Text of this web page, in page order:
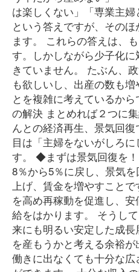
は楽しくない」「専業主婦
という答えですが、その
ます。 これらの答えは、
す。しかしながら少子化
きていません。 たぶん、
も欲しいし、出産の数も
とを複雑に考えているか
の解決 まとめれば２つに
んとの経済再生、景気回
目は「主婦をないがしろ
す。 ◆まずは景気回復を
8％から5％に戻し、景気
上げ、賃金を増やすこと
を高め再稼動を促進し、
給をはかります。 そうし
来にも明るい安定した成
を産もうかと考える余裕
働きに出なくても十分な